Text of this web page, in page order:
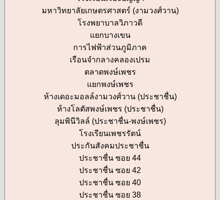
มหาวิทยาลัยเกษตรศาสตร์ (งามวงศ์วาน)
โรงพยาบาลวิภาวดี
แยกบางเขน
การไฟฟ้าส่วนภูมิภาค
เรือนจำกลางคลองเปรม
ตลาดพงษ์เพชร
แยกพงษ์เพชร
ห้างเดอะมอลล์งามวงศ์วาน (ประชาชื่น)
ห้างโลตัสพงษ์เพชร (ประชาชื่น)
ลุมพินีวิลล์ (ประชาชื่น-พงษ์เพชร)
โรงเรียนเพชรรัตน์
ประกันสังคมประชาชื่น
ประชาชื่น ซอย 44
ประชาชื่น ซอย 42
ประชาชื่น ซอย 40
ประชาชื่น ซอย 38